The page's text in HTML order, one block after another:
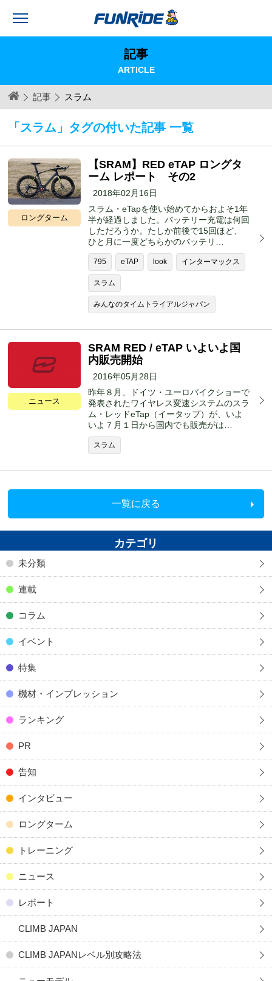
記事
ARTICLE
記事 スラム
「スラム」タグの付いた記事 一覧
ロングターム
【SRAM】RED eTAP ロングタ
ーム レポート その2
2018年02月16日
スラム・eTapを使い始めてからおよそ1年
半が経過しました。バッテリー充電は何回
しただろうか。たしか前後で15回ほど、
ひと月に一度どちらかのバッテリ…
795 eTAP look インターマックス
スラム
みんなのタイムトライアルジャパン
ニュース
SRAM RED / eTAP いよいよ国
内販売開始
2016年05月28日
昨年８月、ドイツ・ユーロバイクショーで
発表されたワイヤレス変速システムのスラ
ム・レッドeTap（イータップ）が、いよ
いよ７月１日から国内でも販売がは…
スラム
一覧に戻る
カテゴリ
未分類
連載
コラム
イベント
特集
機材・インプレッション
ランキング
PR
告知
インタビュー
ロングターム
トレーニング
ニュース
レポート
CLIMB JAPAN
CLIMB JAPANレベル別攻略法